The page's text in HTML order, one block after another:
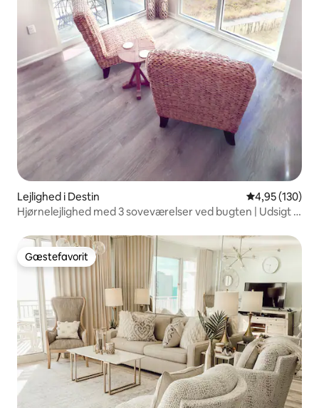
Lejlighed i Destin 4,95 ud af 5 i
4,95 (130)
Hjørnelejlighed med 3 soveværelser ved bugten | Udsigt til
Gæstefavorit
Gæstefavorit